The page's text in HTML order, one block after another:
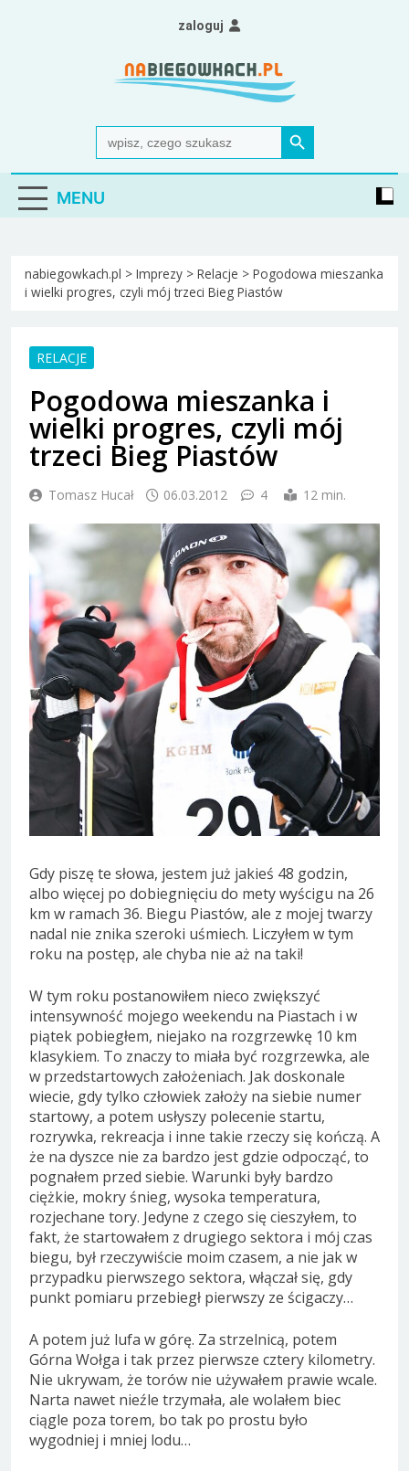
Nabiegowkach.pl
portal miłośników narciarstwa biegowego
Search
for:
Search Button
zaloguj
MENU
nabiegowkach.pl > Imprezy > Relacje > Pogodowa mieszanka
i wielki progres, czyli mój trzeci Bieg Piastów
RELACJE
Pogodowa mieszanka i
wielki progres, czyli mój
trzeci Bieg Piastów
Tomasz Hucał 06.03.2012 4 12 min.
Gdy piszę te słowa, jestem już jakieś 48 godzin,
albo więcej po dobiegnięciu do mety wyścigu na 26
km w ramach 36. Biegu Piastów, ale z mojej twarzy
nadal nie znika szeroki uśmiech. Liczyłem w tym
roku na postęp, ale chyba nie aż na taki!
W tym roku postanowiłem nieco zwiększyć
intensywność mojego weekendu na Piastach i w
piątek pobiegłem, niejako na rozgrzewkę 10 km
klasykiem. To znaczy to miała być rozgrzewka, ale
w przedstartowych założeniach. Jak doskonale
wiecie, gdy tylko człowiek założy na siebie numer
startowy, a potem usłyszy polecenie startu,
rozrywka, rekreacja i inne takie rzeczy się kończą. A
że na dyszce nie za bardzo jest gdzie odpocząć, to
pognałem przed siebie. Warunki były bardzo
ciężkie, mokry śnieg, wysoka temperatura,
rozjechane tory. Jedyne z czego się cieszyłem, to
fakt, że startowałem z drugiego sektora i mój czas
biegu, był rzeczywiście moim czasem, a nie jak w
przypadku pierwszego sektora, włączał się, gdy
punkt pomiaru przebiegł pierwszy ze ścigaczy…
A potem już lufa w górę. Za strzelnicą, potem
Górna Wołga i tak przez pierwsze cztery kilometry.
Nie ukrywam, że torów nie używałem prawie wcale.
Narta nawet nieźle trzymała, ale wolałem biec
ciągle poza torem, bo tak po prostu było
wygodniej i mniej lodu…